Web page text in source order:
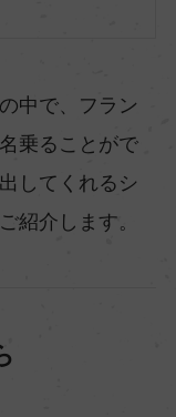
中で、フラン
乗ることがで
してくれるシ
紹介します。